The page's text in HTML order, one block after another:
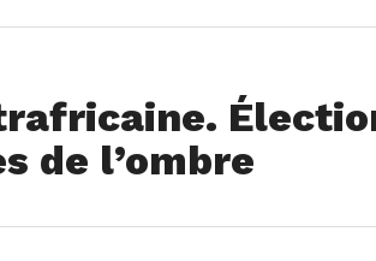
de l’ombre